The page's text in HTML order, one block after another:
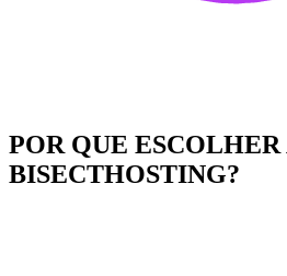
POR QUE ESCOLHER
BISECTHOSTING?